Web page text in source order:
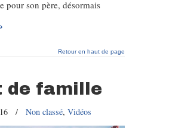
pour son père, désormais
Retour en haut de page
de famille
/ Non classé, Vidéos